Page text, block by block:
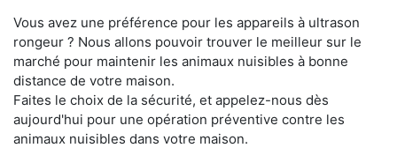
Vous avez une préférence pour les appareils à ultrason
rongeur ? Nous allons pouvoir trouver le meilleur sur le
marché pour maintenir les animaux nuisibles à bonne
distance de votre maison.
Faites le choix de la sécurité, et appelez-nous dès
aujourd'hui pour une opération préventive contre les
animaux nuisibles dans votre maison.